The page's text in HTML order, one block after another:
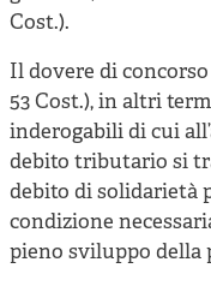
Cost.).
Il dovere di
53 Cost.), in altri
inderogabili di cui
debito tributario si
debito di solidarietà
condizione
pieno sviluppo della